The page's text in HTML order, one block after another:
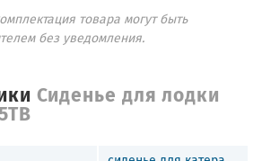
товара могут быть
без уведомления.
Сиденье для лодки